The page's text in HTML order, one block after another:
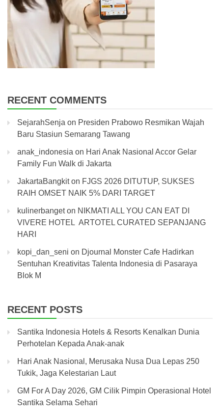
RECENT COMMENTS
SejarahSenja on Presiden Prabowo Resmikan Wajah
Baru Stasiun Semarang Tawang
anak_indonesia on Hari Anak Nasional Accor Gelar
Family Fun Walk di Jakarta
JakartaBangkiton FJGS 2026 DITUTUP, SUKSES
RAIH OMSET NAIK 5% DARI TARGET
kulinerbangeton NIKMATI ALL YOU CAN EAT DI
VIVERE HOTEL ARTOTEL CURATED SEPANJANG
HARI
kopi_dan_seni on Djournal Monster Cafe Hadirkan
Sentuhan Kreativitas Talenta Indonesia di Pasaraya
Blok M
RECENT POSTS
Santika Indonesia Hotels & Resorts Kenalkan Dunia
Perhotelan Kepada Anak-anak
Hari Anak Nasional, Merusaka Nusa Dua Lepas 250
Tukik, Jaga Kelestarian Laut
GM For A Day 2026, GM Cilik Pimpin Operasional Hotel
Santika Selama Sehari